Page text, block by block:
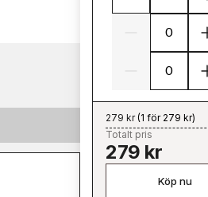
279 kr(1 för 279 kr)
Totalt pris
279 kr
Köp nu